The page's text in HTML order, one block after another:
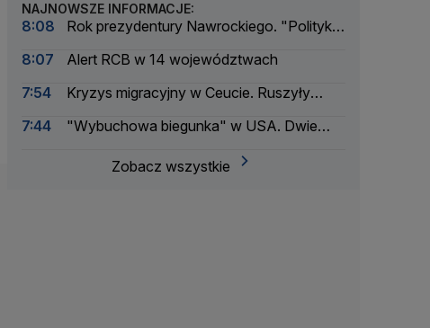
NAJNOWSZE INFORMACJE:
8:08
Rok prezydentury Nawrockiego. "Polityka
8:07
Alert RCB w 14 województwach
7:54
Kryzys migracyjny w Ceucie. Ruszyły
7:44
"Wybuchowa biegunka" w USA. Dwie
Zobacz wszystkie